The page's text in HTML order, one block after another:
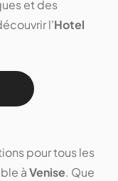
et des
l'Hotel
pour tous les
àVenise. Que